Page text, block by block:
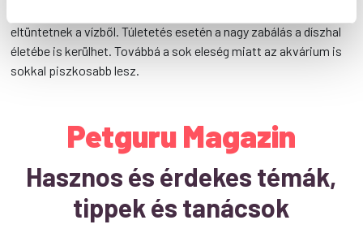
eltüntetnek a vízből. Túletetés esetén a nagy zabálás a díszhal
életébe is kerülhet. Továbbá a sok eleség miatt az akvárium is
sokkal piszkosabb lesz.
Petguru Magazin
Hasznos és érdekes témák,
tippek és tanácsok